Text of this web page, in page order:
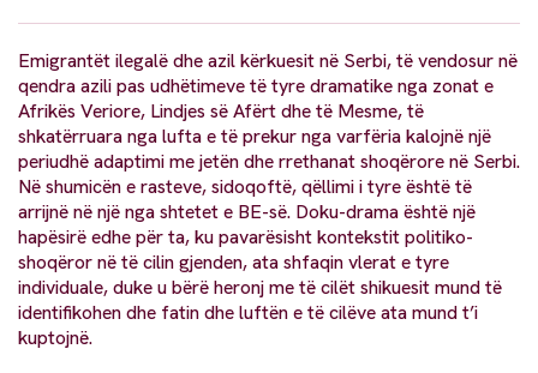
Emigrantët ilegalë dhe azil kërkuesit në Serbi, të vendosur në
qendra azili pas udhëtimeve të tyre dramatike nga zonat e
Afrikës Veriore, Lindjes së Afërt dhe të Mesme, të
shkatërruara nga lufta e të prekur nga varfëria kalojnë një
periudhë adaptimi me jetën dhe rrethanat shoqërore në Serbi.
Në shumicën e rasteve, sidoqoftë, qëllimi i tyre është të
arrijnë në një nga shtetet e BE-së. Doku-drama është një
hapësirë edhe për ta, ku pavarësisht kontekstit politiko-
shoqëror në të cilin gjenden, ata shfaqin vlerat e tyre
individuale, duke u bërë heronj me të cilët shikuesit mund të
identifikohen dhe fatin dhe luftën e të cilëve ata mund t’i
kuptojnë.